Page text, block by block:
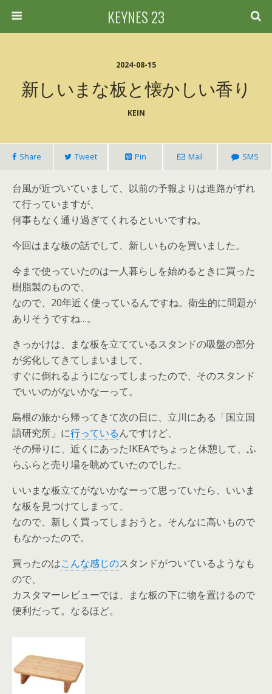
KEYNES 23
2024-08-15
新しいまな板と懐かしい香り
KEIN
Share Tweet Pin Mail SMS
台風が近づいていまして、以前の予報よりは進路がずれ
て行っていますが、
何事もなく通り過ぎてくれるといいですね。
今回はまな板の話でして、新しいものを買いました。
今まで使っていたのは一人暮らしを始めるときに買った
樹脂製のもので、
なので、20年近く使っているんですね。衛生的に問題が
ありそうですね…。
きっかけは、まな板を立てているスタンドの吸盤の部分
が劣化してきてしまいまして、
すぐに倒れるようになってしまったので、そのスタンド
でいいのがないかなーって。
島根の旅から帰ってきて次の日に、立川にある「国立国
語研究所」に行っているんですけど、
その帰りに、近くにあったIKEAでちょっと休憩して、ふ
らふらと売り場を眺めていたのでした。
いいまな板立てがないかなーって思っていたら、いいま
な板を見つけてしまって、
なので、新しく買ってしまおうと。そんなに高いもので
もなかったので。
買ったのはこんな感じのスタンドがついているようなも
ので、
カスタマーレビューでは、まな板の下に物を置けるので
便利だって。なるほど。